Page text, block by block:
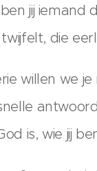
ben jij
die
willen we
is, wie jij